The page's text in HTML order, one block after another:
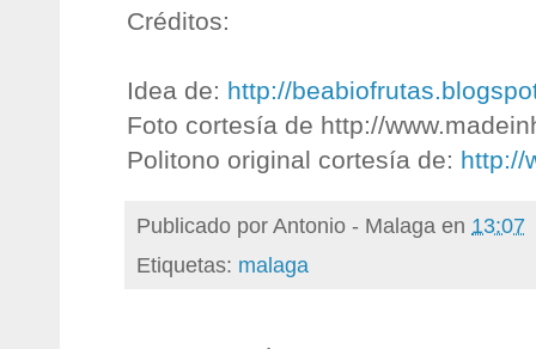
Créditos:
Idea de: http://
Foto cortesía de http://
Politono original cortesía de: http://
Publicado porAntonio - Malaga en 13:07
Etiquetas: malaga